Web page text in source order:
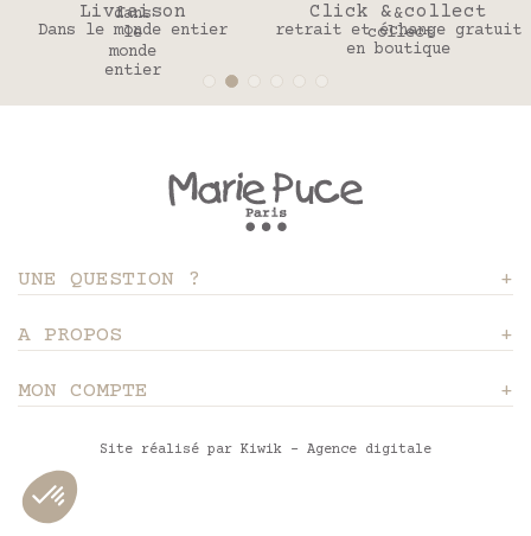
Livraison
Dans le monde entier
Click & collect
retrait et échange gratuit
en boutique
UNE QUESTION ?
A PROPOS
MON COMPTE
Site réalisé par Kiwik - Agence digitale